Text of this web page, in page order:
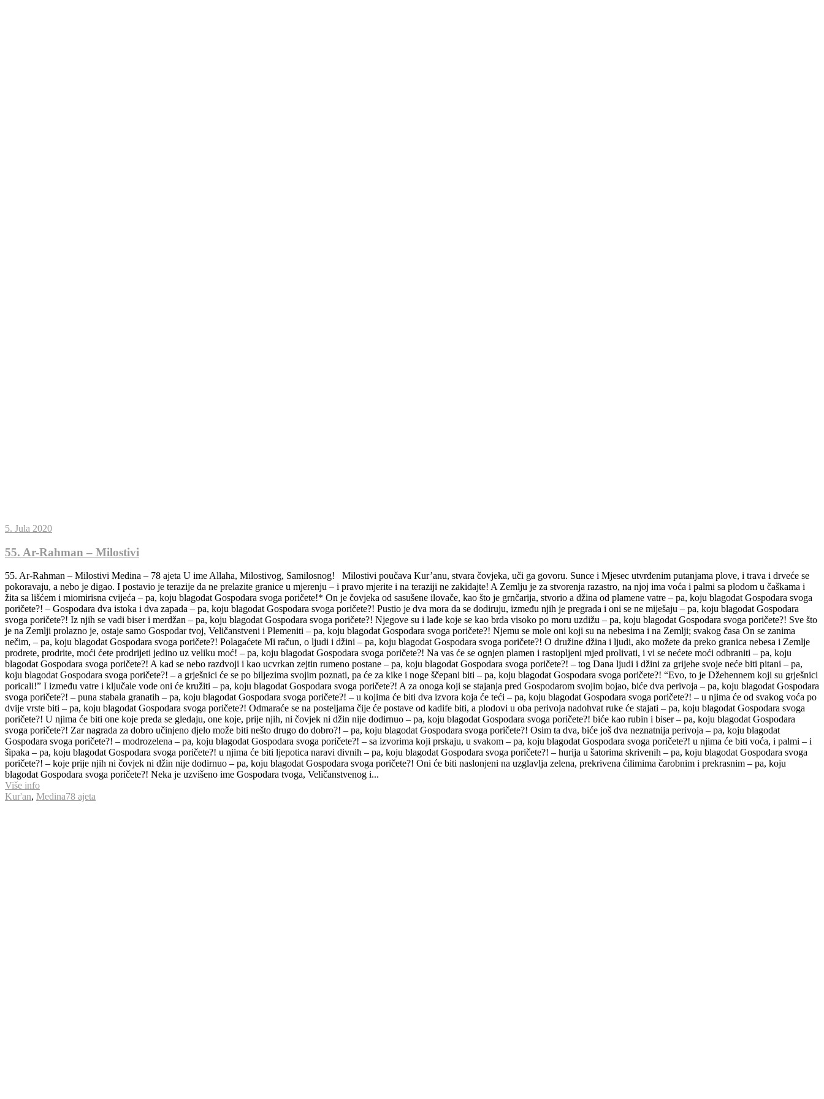
5. Jula 2020
55. Ar-Rahman – Milostivi
55. Ar-Rahman – Milostivi Medina – 78 ajeta U ime Allaha, Milostivog, Samilosnog! Milostivi poučava Kur’anu, stvara čovjeka, uči ga govoru. Sunce i Mjesec utvrđenim putanjama plove, i trava i drveće se
pokoravaju, a nebo je digao. I postavio je terazije da ne prelazite granice u mjerenju – i pravo mjerite i na teraziji ne zakidajte! A Zemlju je za stvorenja razastro, na njoj ima voća i palmi sa plodom u čaškama i
žita sa lišćem i miomirisna cvijeća – pa, koju blagodat Gospodara svoga poričete!* On je čovjeka od sasušene ilovače, kao što je grnčarija, stvorio a džina od plamene vatre – pa, koju blagodat Gospodara svoga
poričete?! – Gospodara dva istoka i dva zapada – pa, koju blagodat Gospodara svoga poričete?! Pustio je dva mora da se dodiruju, između njih je pregrada i oni se ne miješaju – pa, koju blagodat Gospodara
svoga poričete?! Iz njih se vadi biser i merdžan – pa, koju blagodat Gospodara svoga poričete?! Njegove su i lađe koje se kao brda visoko po moru uzdižu – pa, koju blagodat Gospodara svoga poričete?! Sve što
je na Zemlji prolazno je, ostaje samo Gospodar tvoj, Veličanstveni i Plemeniti – pa, koju blagodat Gospodara svoga poričete?! Njemu se mole oni koji su na nebesima i na Zemlji; svakog časa On se zanima
nečim, – pa, koju blagodat Gospodara svoga poričete?! Polagaćete Mi račun, o ljudi i džini – pa, koju blagodat Gospodara svoga poričete?! O družine džina i ljudi, ako možete da preko granica nebesa i Zemlje
prodrete, prodrite, moći ćete prodrijeti jedino uz veliku moć! – pa, koju blagodat Gospodara svoga poričete?! Na vas će se ognjen plamen i rastopljeni mjed prolivati, i vi se nećete moći odbraniti – pa, koju
blagodat Gospodara svoga poričete?! A kad se nebo razdvoji i kao ucvrkan zejtin rumeno postane – pa, koju blagodat Gospodara svoga poričete?! – tog Dana ljudi i džini za grijehe svoje neće biti pitani – pa,
koju blagodat Gospodara svoga poričete?! – a grješnici će se po biljezima svojim poznati, pa će za kike i noge ščepani biti – pa, koju blagodat Gospodara svoga poričete?! “Evo, to je Džehennem koji su grješnici
poricali!” I između vatre i ključale vode oni će kružiti – pa, koju blagodat Gospodara svoga poričete?! A za onoga koji se stajanja pred Gospodarom svojim bojao, biće dva perivoja – pa, koju blagodat Gospodara
svoga poričete?! – puna stabala granatih – pa, koju blagodat Gospodara svoga poričete?! – u kojima će biti dva izvora koja će teći – pa, koju blagodat Gospodara svoga poričete?! – u njima će od svakog voća po
dvije vrste biti – pa, koju blagodat Gospodara svoga poričete?! Odmaraće se na posteljama čije će postave od kadife biti, a plodovi u oba perivoja nadohvat ruke će stajati – pa, koju blagodat Gospodara svoga
poričete?! U njima će biti one koje preda se gledaju, one koje, prije njih, ni čovjek ni džin nije dodirnuo – pa, koju blagodat Gospodara svoga poričete?! biće kao rubin i biser – pa, koju blagodat Gospodara
svoga poričete?! Zar nagrada za dobro učinjeno djelo može biti nešto drugo do dobro?! – pa, koju blagodat Gospodara svoga poričete?! Osim ta dva, biće još dva neznatnija perivoja – pa, koju blagodat
Gospodara svoga poričete?! – modrozelena – pa, koju blagodat Gospodara svoga poričete?! – sa izvorima koji prskaju, u svakom – pa, koju blagodat Gospodara svoga poričete?! u njima će biti voća, i palmi – i
šipaka – pa, koju blagodat Gospodara svoga poričete?! u njima će biti ljepotica naravi divnih – pa, koju blagodat Gospodara svoga poričete?! – hurija u šatorima skrivenih – pa, koju blagodat Gospodara svoga
poričete?! – koje prije njih ni čovjek ni džin nije dodirnuo – pa, koju blagodat Gospodara svoga poričete?! Oni će biti naslonjeni na uzglavlja zelena, prekrivena ćilimima čarobnim i prekrasnim – pa, koju
blagodat Gospodara svoga poričete?! Neka je uzvišeno ime Gospodara tvoga, Veličanstvenog i...
Više info
Kur'an, Medina78 ajeta